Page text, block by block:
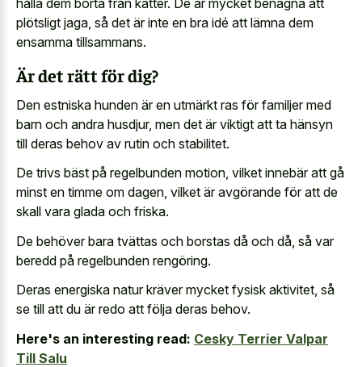
plötsligt jaga, så det är inte en bra idé att lämna dem
ensamma tillsammans.
Är det rätt för dig?
Den estniska hunden är en utmärkt ras för familjer med
barn och andra husdjur, men det är viktigt att ta hänsyn
till deras behov av rutin och stabilitet.
De trivs bäst på regelbunden motion, vilket innebär att gå
minst en timme om dagen, vilket är avgörande för att de
skall vara glada och friska.
De behöver bara tvättas och borstas då och då, så var
beredd på regelbunden rengöring.
Deras energiska natur kräver mycket fysisk aktivitet, så
se till att du är redo att följa deras behov.
Here's an interesting read: Cesky Terrier Valpar
Till Salu